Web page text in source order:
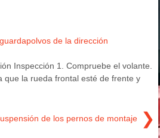
de la dirección
Inspección 1. Compruebe el volante.
que la rueda frontal esté de frente y
de los pernos de montaje ❯